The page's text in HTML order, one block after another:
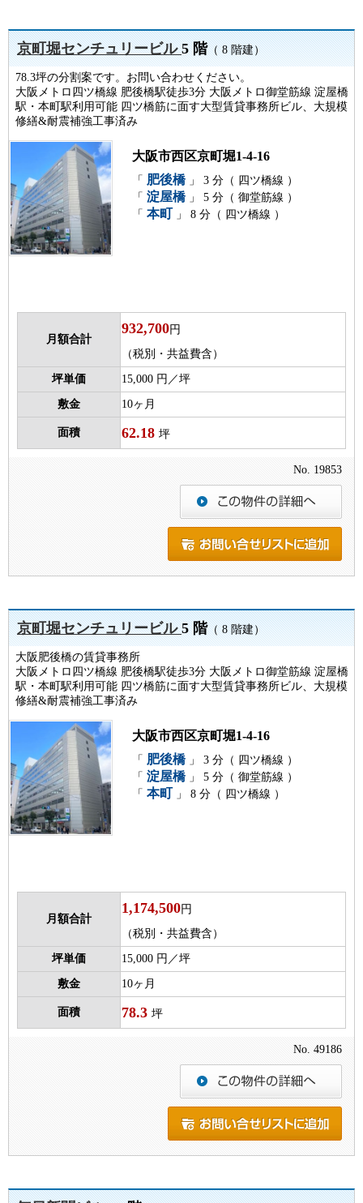
京町堀センチュリービル5 階（ 8 階建）
78.3坪の分割案です。お問い合わせください。
大阪メトロ四ツ橋線 肥後橋駅徒歩3分 大阪メトロ御堂筋線 淀屋橋
駅・本町駅利用可能 四ツ橋筋に面す大型賃貸事務所ビル、大規模
修繕&耐震補強工事済み
大阪市西区京町堀1-4-16
「 肥後橋 」 3 分（ 四ツ橋線 ）
「 淀屋橋 」 5 分（ 御堂筋線 ）
「 本町 」 8 分（ 四ツ橋線 ）
月額合計
932,700円
（税別・共益費含）
坪単価 15,000 円／坪
敷金 10ヶ月
面積 62.18 坪
No. 19853
京町堀センチュリービル5 階（ 8 階建）
大阪肥後橋の賃貸事務所
大阪メトロ四ツ橋線 肥後橋駅徒歩3分 大阪メトロ御堂筋線 淀屋橋
駅・本町駅利用可能 四ツ橋筋に面す大型賃貸事務所ビル、大規模
修繕&耐震補強工事済み
大阪市西区京町堀1-4-16
「 肥後橋 」 3 分（ 四ツ橋線 ）
「 淀屋橋 」 5 分（ 御堂筋線 ）
「 本町 」 8 分（ 四ツ橋線 ）
月額合計
1,174,500円
（税別・共益費含）
坪単価 15,000 円／坪
敷金 10ヶ月
面積 78.3 坪
No. 49186